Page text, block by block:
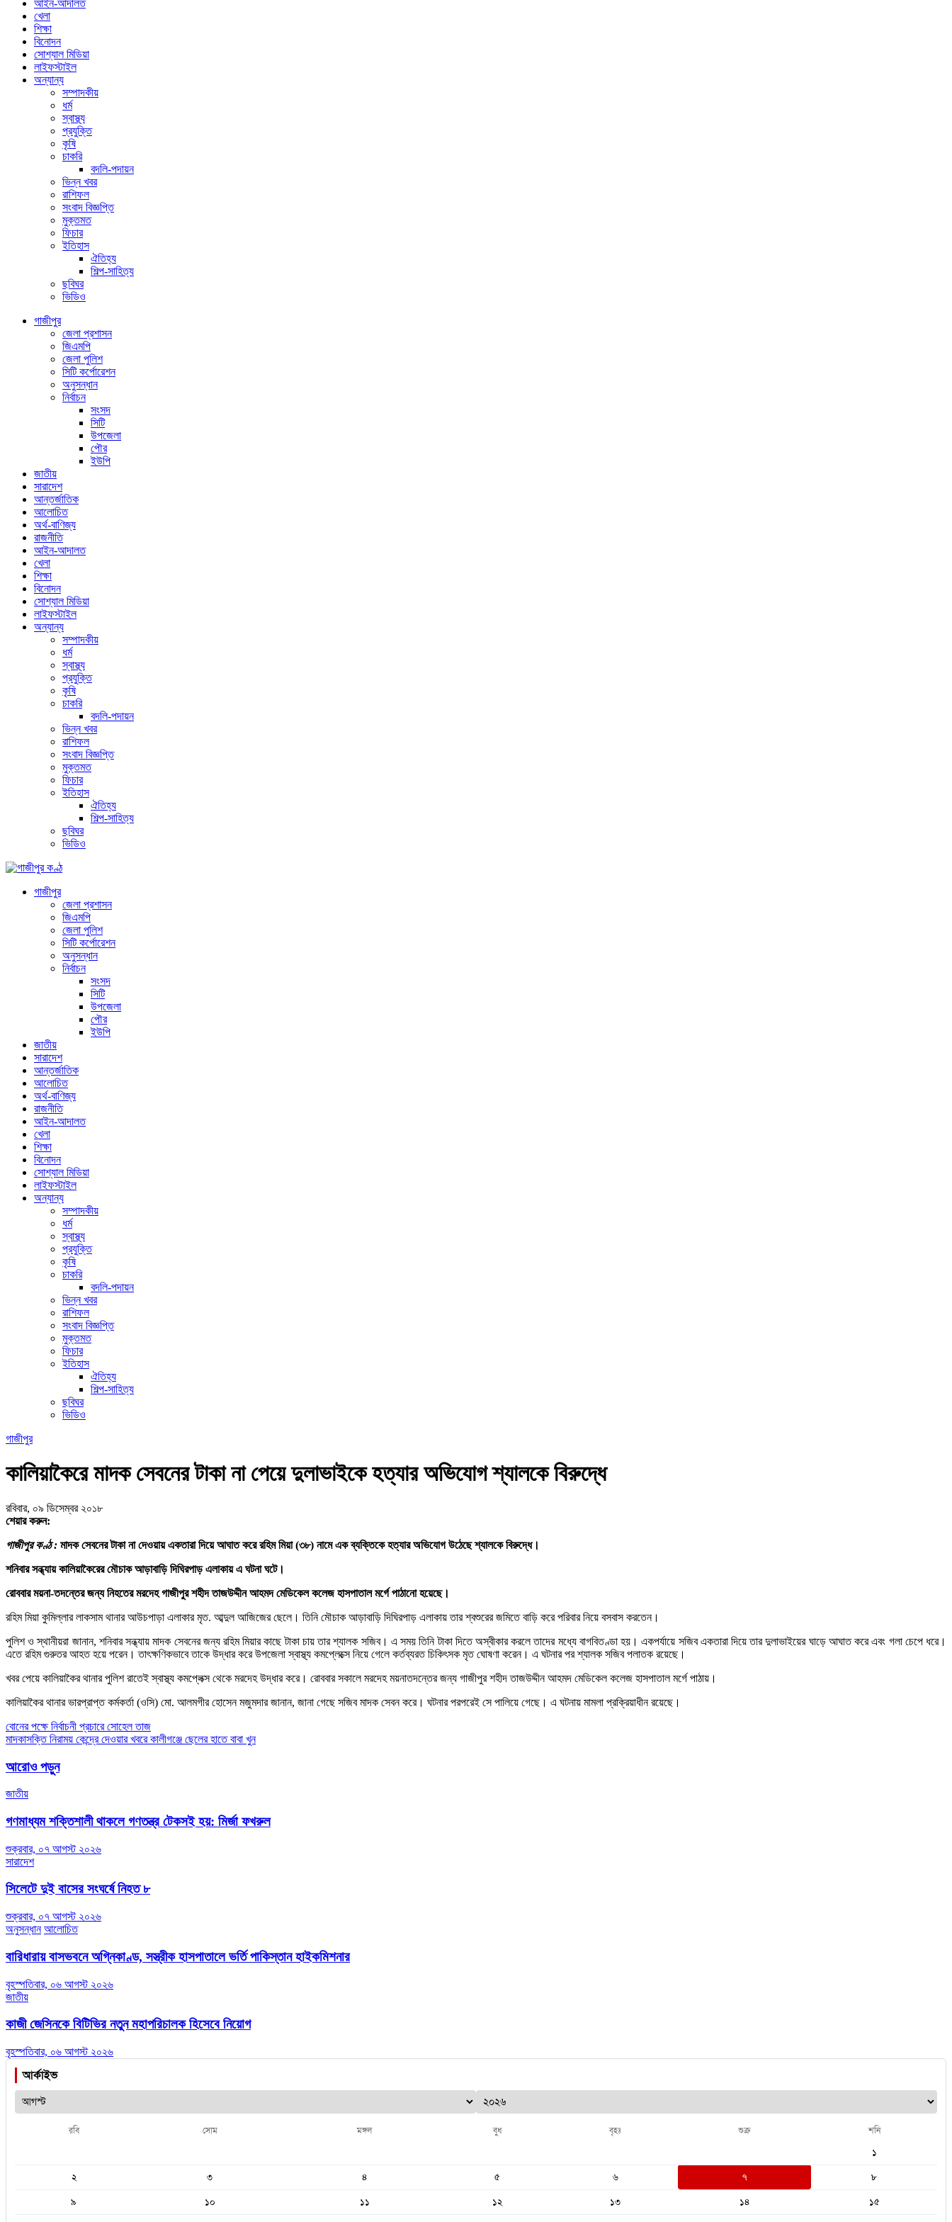
আইন-আদালত
খেলা
শিক্ষা
বিনোদন
সোশ্যাল মিডিয়া
লাইফস্টাইল
অন্যান্য
সম্পাদকীয়
ধর্ম
স্বাস্থ্য
প্রযুক্তি
কৃষি
চাকরি
বদলি-পদায়ন
ভিন্ন খবর
রাশিফল
সংবাদ বিজ্ঞপ্তি
মুক্তমত
ফিচার
ইতিহাস
ঐতিহ্য
শিল্প-সাহিত্য
ছবিঘর
ভিডিও
গাজীপুর
জেলা প্রশাসন
জিএমপি
জেলা পুলিশ
সিটি কর্পোরেশন
অনুসন্ধান
নির্বাচন
সংসদ
সিটি
উপজেলা
পৌর
ইউপি
জাতীয়
সারাদেশ
আন্তর্জাতিক
আলোচিত
অর্থ-বাণিজ্য
রাজনীতি
আইন-আদালত
খেলা
শিক্ষা
বিনোদন
সোশ্যাল মিডিয়া
লাইফস্টাইল
অন্যান্য
সম্পাদকীয়
ধর্ম
স্বাস্থ্য
প্রযুক্তি
কৃষি
চাকরি
বদলি-পদায়ন
ভিন্ন খবর
রাশিফল
সংবাদ বিজ্ঞপ্তি
মুক্তমত
ফিচার
ইতিহাস
ঐতিহ্য
শিল্প-সাহিত্য
ছবিঘর
ভিডিও
গাজীপুর
জেলা প্রশাসন
জিএমপি
জেলা পুলিশ
সিটি কর্পোরেশন
অনুসন্ধান
নির্বাচন
সংসদ
সিটি
উপজেলা
পৌর
ইউপি
জাতীয়
সারাদেশ
আন্তর্জাতিক
আলোচিত
অর্থ-বাণিজ্য
রাজনীতি
আইন-আদালত
খেলা
শিক্ষা
বিনোদন
সোশ্যাল মিডিয়া
লাইফস্টাইল
অন্যান্য
সম্পাদকীয়
ধর্ম
স্বাস্থ্য
প্রযুক্তি
কৃষি
চাকরি
বদলি-পদায়ন
ভিন্ন খবর
রাশিফল
সংবাদ বিজ্ঞপ্তি
মুক্তমত
ফিচার
ইতিহাস
ঐতিহ্য
শিল্প-সাহিত্য
ছবিঘর
ভিডিও
গাজীপুর
কালিয়াকৈরে মাদক সেবনের টাকা না পেয়ে দুলাভাইকে হত্যার অভিযোগ শ্যালকে বিরুদ্ধে
রবিবার, ০৯ ডিসেম্বর ২০১৮
শেয়ার করুন:
গাজীপুর কণ্ঠ : মাদক সেবনের টাকা না দেওয়ায় একতারা দিয়ে আঘাত করে রহিম মিয়া (৩৮) নামে এক ব্যক্তিকে হত্যার অভিযোগ উঠেছে শ্যালকে বিরুদ্ধে।
শনিবার সন্ধ্যায় কালিয়াকৈরের মৌচাক আড়াবাড়ি দিঘিরপাড় এলাকায় এ ঘটনা ঘটে।
রোববার ময়না-তদন্তের জন্য নিহতের মরদেহ গাজীপুর শহীদ তাজউদ্দীন আহমদ মেডিকেল কলেজ হাসপাতাল মর্গে পাঠানো হয়েছে।
রহিম মিয়া কুমিল্লার লাকসাম থানার আউচপাড়া এলাকার মৃত. আব্দুল আজিজের ছেলে। তিনি মৌচাক আড়াবাড়ি দিঘিরপাড় এলাকায় তার শ্বশুরের জমিতে বাড়ি করে পরিবার নিয়ে বসবাস করতেন।
পুলিশ ও স্থানীয়রা জানান, শনিবার সন্ধ্যায় মাদক সেবনের জন্য রহিম মিয়ার কাছে টাকা চায় তার শ্যালক সজিব। এ সময় তিনি টাকা দিতে অস্বীকার করলে তাদের মধ্যে বাগবিতণ্ডা হয়। একপর্যায়ে সজিব একতারা দিয়ে তার দুলাভাইয়ের ঘাড়ে আঘাত করে এবং গলা চেপে ধরে।
এতে রহিম গুরুতর আহত হয়ে পরেন। তাৎক্ষণিকভাবে তাকে উদ্ধার করে উপজেলা স্বাস্থ্য কমপ্লেক্সে নিয়ে গেলে কর্তব্যরত চিকিৎসক মৃত ঘোষণা করেন। এ ঘটনার পর শ্যালক সজিব পলাতক রয়েছে।
খবর পেয়ে কালিয়াকৈর থানার পুলিশ রাতেই স্বাস্থ্য কমপ্লেক্স থেকে মরদেহ উদ্ধার করে। রোববার সকালে মরদেহ ময়নাতদন্তের জন্য গাজীপুর শহীদ তাজউদ্দীন আহমদ মেডিকেল কলেজ হাসপাতাল মর্গে পাঠায়।
কালিয়াকৈর থানার ভারপ্রাপ্ত কর্মকর্তা (ওসি) মো. আলমগীর হোসেন মজুমদার জানান, জানা গেছে সজিব মাদক সেবন করে। ঘটনার পরপরেই সে পালিয়ে গেছে। এ ঘটনায় মামলা প্রক্রিয়াধীন রয়েছে।
Post
navigation
বোনের পক্ষে নির্বাচনী প্রচারে সোহেল তাজ
মাদকাসক্তি নিরাময় কেন্দ্রে দেওয়ার খবরে কালীগঞ্জে ছেলের হাতে বাবা খুন
আরোও পড়ুন
জাতীয়
গণমাধ্যম শক্তিশালী থাকলে গণতন্ত্র টেকসই হয়: মির্জা ফখরুল
শুক্রবার, ০৭ আগস্ট ২০২৬
সারাদেশ
সিলেটে দুই বাসের সংঘর্ষে নিহত ৮
শুক্রবার, ০৭ আগস্ট ২০২৬
অনুসন্ধান আলোচিত
বারিধারায় বাসভবনে অগ্নিকাণ্ড, সস্ত্রীক হাসপাতালে ভর্তি পাকিস্তান হাইকমিশনার
বৃহস্পতিবার, ০৬ আগস্ট ২০২৬
জাতীয়
কাজী জেসিনকে বিটিভির নতুন মহাপরিচালক হিসেবে নিয়োগ
বৃহস্পতিবার, ০৬ আগস্ট ২০২৬
আর্কাইভ
রবি সোম মঙ্গল বুধ বৃহঃ শুক্র শনি
১
২
৩ ৪ ৫ ৬ ৭
৮
৯
১০ ১১ ১২ ১৩ ১৪
১৫